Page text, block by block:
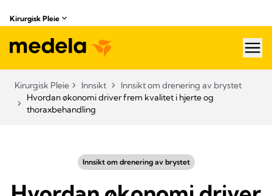
Kirurgisk Pleie
Kirurgisk Pleie Innsikt
Innsikt om drenering av brystet
Hvordan økonomi driver frem kvalitet i hjerte og
thoraxbehandling
Innsikt om drenering av brystet